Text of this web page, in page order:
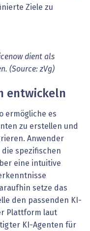
Ziele zu
dient als
(Source: zVg)
entwickeln
ermögliche es
zu erstellen und
Anwender
die spezifischen
eine intuitive
setze das
den passenden KI-
Plattform laut
KI-Agenten für